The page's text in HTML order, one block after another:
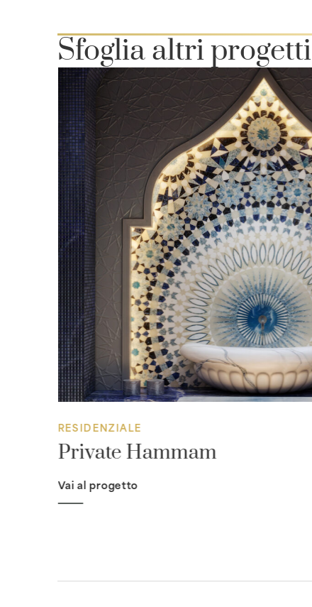
Sfoglia altri progetti
RESIDENZIALE
Private Hammam
Vai al progetto